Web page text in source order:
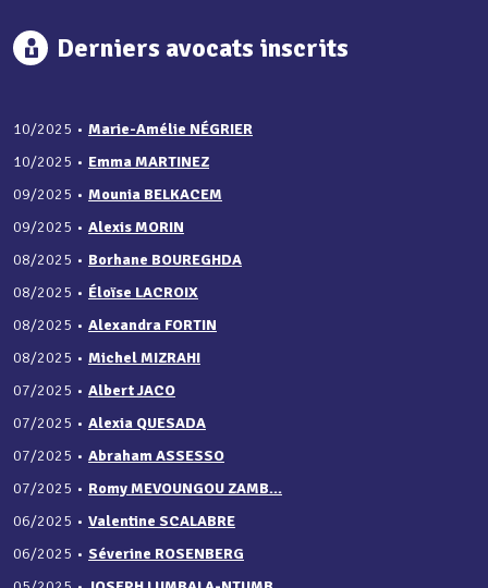
Derniers avocats inscrits
10/2025 • Marie-Amélie NÉGRIER
10/2025 • Emma MARTINEZ
09/2025 • Mounia BELKACEM
09/2025 • Alexis MORIN
08/2025 • Borhane BOUREGHDA
08/2025 • Éloïse LACROIX
08/2025 • Alexandra FORTIN
08/2025 • Michel MIZRAHI
07/2025 • Albert JACO
07/2025 • Alexia QUESADA
07/2025 • Abraham ASSESSO
07/2025 • Romy MEVOUNGOU ZAMB...
06/2025 • Valentine SCALABRE
06/2025 • Séverine ROSENBERG